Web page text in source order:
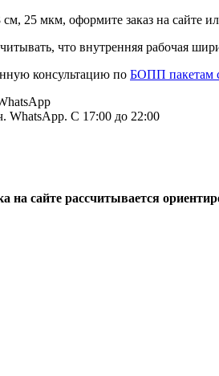
см, 25 мкм, оформите заказ на сайте
что внутренняя рабочая
консультацию по БОПП пакетам
WhatsApp. С 17:00 до 22:00
сайте рассчитывается